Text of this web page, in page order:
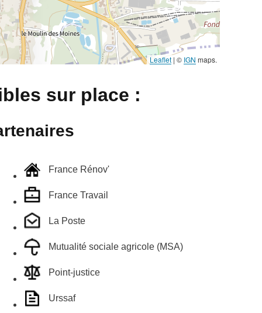
Leaflet | © IGN maps.
sur place :
France Rénov'
France Travail
La Poste
Mutualité sociale agricole (MSA)
Point-justice
Urssaf